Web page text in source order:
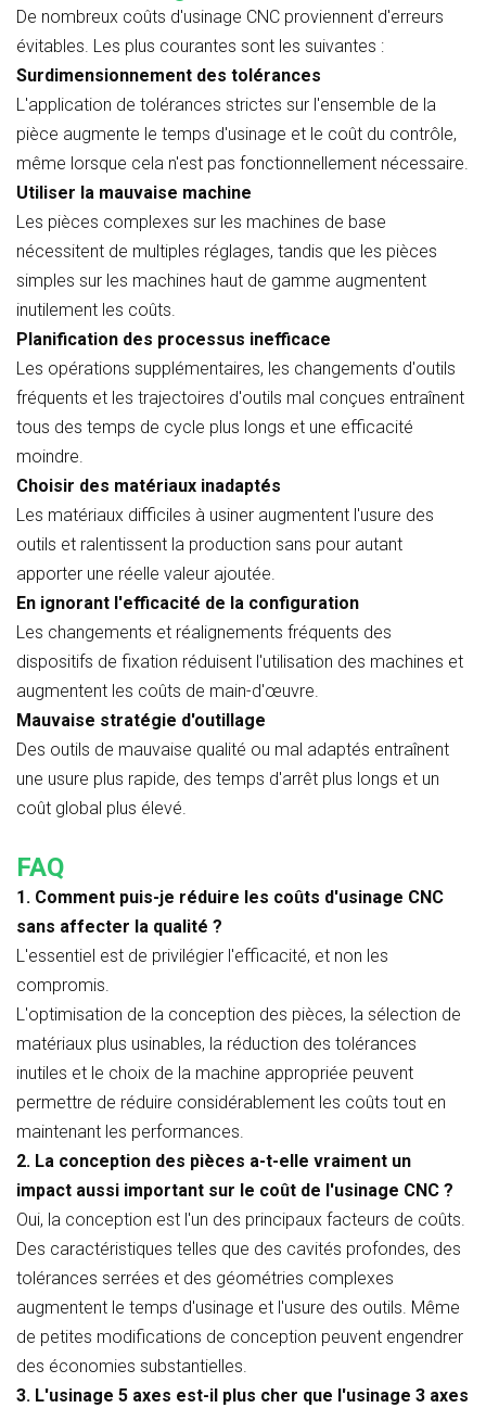
De nombreux coûts d'usinage CNC proviennent d'erreurs
évitables. Les plus courantes sont les suivantes :
Surdimensionnement des tolérances
L'application de tolérances strictes sur l'ensemble de la
pièce augmente le temps d'usinage et le coût du contrôle,
même lorsque cela n'est pas fonctionnellement nécessaire.
Utiliser la mauvaise machine
Les pièces complexes sur les machines de base
nécessitent de multiples réglages, tandis que les pièces
simples sur les machines haut de gamme augmentent
inutilement les coûts.
Planification des processus inefficace
Les opérations supplémentaires, les changements d'outils
fréquents et les trajectoires d'outils mal conçues entraînent
tous des temps de cycle plus longs et une efficacité
moindre.
Choisir des matériaux inadaptés
Les matériaux difficiles à usiner augmentent l'usure des
outils et ralentissent la production sans pour autant
apporter une réelle valeur ajoutée.
En ignorant l'efficacité de la configuration
Les changements et réalignements fréquents des
dispositifs de fixation réduisent l'utilisation des machines et
augmentent les coûts de main-d'œuvre.
Mauvaise stratégie d'outillage
Des outils de mauvaise qualité ou mal adaptés entraînent
une usure plus rapide, des temps d'arrêt plus longs et un
coût global plus élevé.
FAQ
1. Comment puis-je réduire les coûts d'usinage CNC
sans affecter la qualité ?
L'essentiel est de privilégier l'efficacité, et non les
compromis.
L'optimisation de la conception des pièces, la sélection de
matériaux plus usinables, la réduction des tolérances
inutiles et le choix de la machine appropriée peuvent
permettre de réduire considérablement les coûts tout en
maintenant les performances.
2. La conception des pièces a-t-elle vraiment un
impact aussi important sur le coût de l'usinage CNC ?
Oui, la conception est l'un des principaux facteurs de coûts.
Des caractéristiques telles que des cavités profondes, des
tolérances serrées et des géométries complexes
augmentent le temps d'usinage et l'usure des outils. Même
de petites modifications de conception peuvent engendrer
des économies substantielles.
3. L'usinage 5 axes est-il plus cher que l'usinage 3 axes